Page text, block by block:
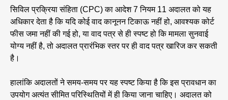
सिविल प्रक्रिया संहिता (CPC) का आदेश 7 नियम 11 अदालत को यह
अधिकार देता है कि यदि कोई वाद कानूनन टिकाऊ नहीं हो, आवश्यक कोर्ट
फीस जमा नहीं की गई हो, या वाद पत्र से ही स्पष्ट हो कि मामला सुनवाई
योग्य नहीं है, तो अदालत प्रारंभिक स्तर पर ही वाद पत्र खारिज कर सकती
है।
हालांकि अदालतों ने समय-समय पर यह स्पष्ट किया है कि इस प्रावधान का
उपयोग अत्यंत सीमित परिस्थितियों में ही किया जाना चाहिए। अदालत को